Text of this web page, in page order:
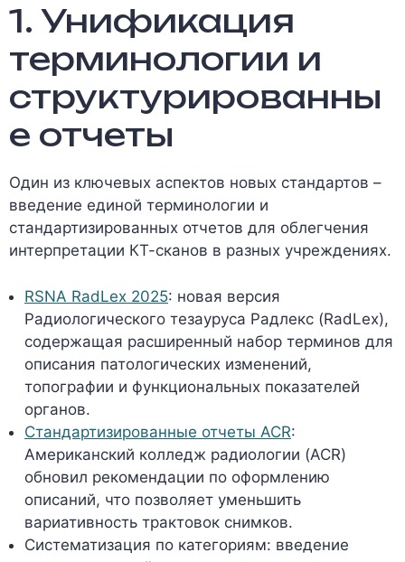
1. Унификация
терминологии и
структурированны
е отчеты
Один из ключевых аспектов новых стандартов –
введение единой терминологии и
стандартизированных отчетов для облегчения
интерпретации КТ-сканов в разных учреждениях.
RSNA RadLex 2025: новая версия
Радиологического тезауруса Радлекс (RadLex),
содержащая расширенный набор терминов для
описания патологических изменений,
топографии и функциональных показателей
органов.
Стандартизированные отчеты ACR:
Американский колледж радиологии (ACR)
обновил рекомендации по оформлению
описаний, что позволяет уменьшить
вариативность трактовок снимков.
Систематизация по категориям: введение